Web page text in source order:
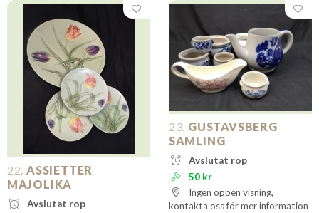
22. ASSIETTER
MAJOLIKA
Avslutat rop
23. GUSTAVSBERG
SAMLING
Avslutat rop
50 kr
Ingen öppen visning,
kontakta oss för mer information